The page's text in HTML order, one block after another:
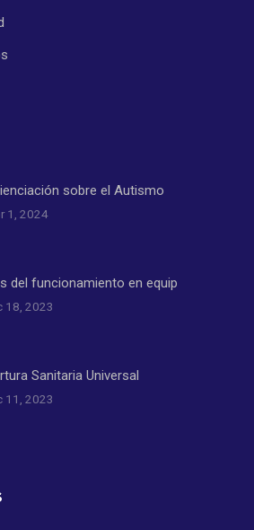
sobre el Autismo
1, 2024
del funcionamiento en equip
18, 2023
Sanitaria Universal
11, 2023